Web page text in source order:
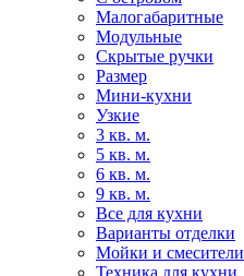
Малогабаритные
Модульные
Скрытые ручки
Размер
Мини-кухни
Узкие
3 кв. м.
5 кв. м.
6 кв. м.
9 кв. м.
Все для кухни
Варианты отделки
Мойки и смесители
Техника для кухни